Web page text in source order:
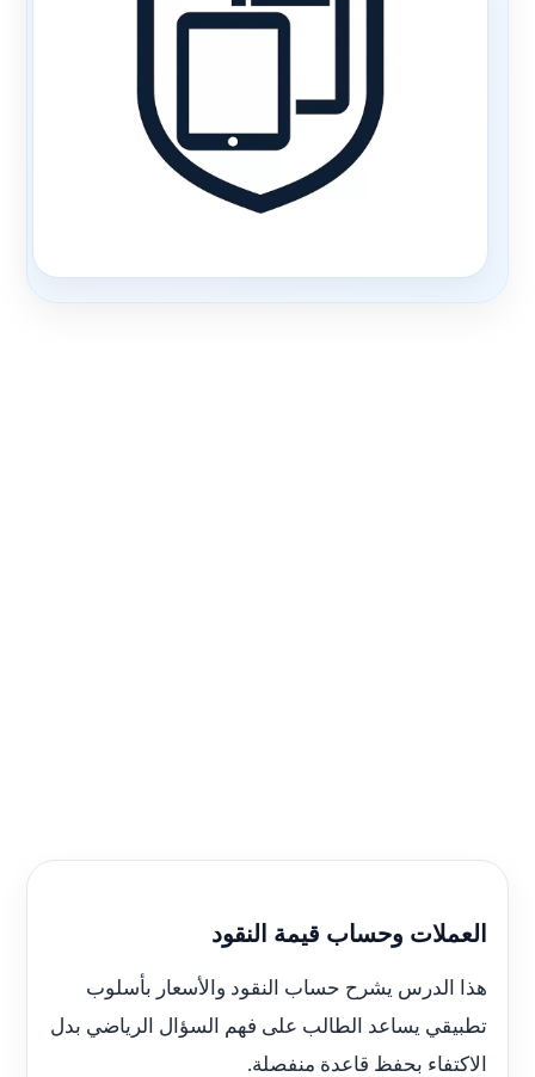
العملات وحساب قيمة النقود
هذا الدرس يشرح حساب النقود والأسعار بأسلوب
تطبيقي يساعد الطالب على فهم السؤال الرياضي بدل
الاكتفاء بحفظ قاعدة منفصلة.